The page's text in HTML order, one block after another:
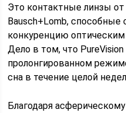
Это контактные линзы от
Bausch+Lomb,
конкуренцию оптическим
Дело в том, что
пролонгированном
сна в течение целой
Благодаря